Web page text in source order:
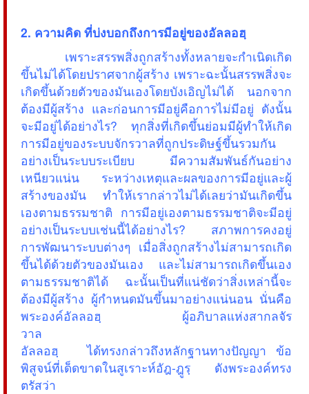
2. ความคิด ที่บ่งบอกถึงการมีอยู่ของอัลลอฮฺ
เพราะสรรพสิ่งถูกสร้างทั้งหลายจะกำเนิดเกิด
ขึ้นไม่ได้โดยปราศจากผู้สร้าง เพราะฉะนั้นสรรพสิ่งจะ
เกิดขึ้นด้วยตัวของมันเองโดยบังเอิญไม่ได้ นอกจาก
ต้องมีผู้สร้าง และก่อนการมีอยู่คือการไม่มีอยู่ ดังนั้น
จะมีอยู่ได้อย่างไร? ทุกสิ่งที่เกิดขึ้นย่อมมีผู้ทำให้เกิด
การมีอยู่ของระบบจักรวาลที่ถูกประดิษฐ์ขึ้นรวมกัน
อย่างเป็นระบบระเบียบ มีความสัมพันธ์กันอย่าง
เหนียวแน่น ระหว่างเหตุและผลของการมีอยู่และผู้
สร้างของมัน ทำให้เรากล่าวไม่ได้เลยว่ามันเกิดขึ้น
เองตามธรรมชาติ การมีอยู่เองตามธรรมชาติจะมีอยู่
อย่างเป็นระบบเช่นนี้ได้อย่างไร? สภาพการคงอยู่
การพัฒนาระบบต่างๆ เมื่อสิ่งถูกสร้างไม่สามารถเกิด
ขึ้นได้ด้วยตัวของมันเอง และไม่สามารถเกิดขึ้นเอง
ตามธรรมชาติได้ ฉะนั้นเป็นที่แน่ชัดว่าสิ่งเหล่านี้จะ
ต้องมีผู้สร้าง ผู้กำหนดมันขึ้นมาอย่างแน่นอน นั่นคือ
พระองค์อัลลอฮฺ ผู้อภิบาลแห่งสากลจัร
วาล
อัลลอฮฺ ได้ทรงกล่าวถึงหลักฐานทางปัญญา ข้อ
พิสูจน์ที่เด็ดขาดในสูเราะห์อัฎ-ฎูรฺ ดังพระองค์ทรง
ตรัสว่า